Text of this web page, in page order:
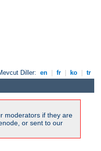
Diller: en fr ko tr
moderators if they are
or sent to our